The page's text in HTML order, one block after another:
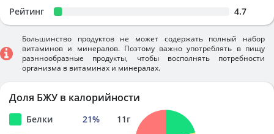
Рейтинг 4.7
Большинство продуктов не может содержать полный набор
витаминов и минералов. Поэтому важно употреблять в пищу
разннообразные продукты, чтобы восполнять потребности
организма в витаминах и минералах.
Доля БЖУ в калорийности
Белки 21% 11г